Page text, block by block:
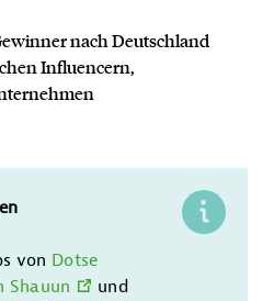
nach Deutschland
Influencern,
von Dotse
Shauun
und